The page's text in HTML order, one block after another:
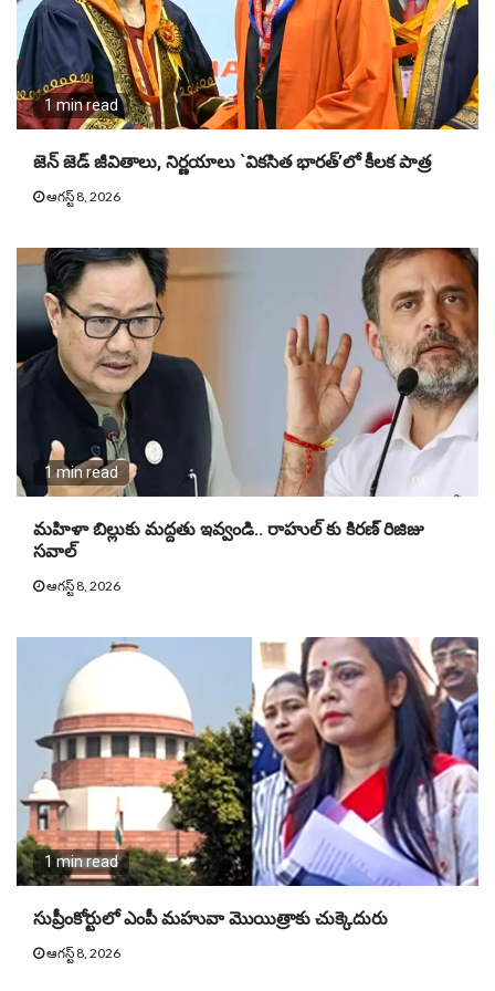
1 min read
జెన్ జెడ్ జీవితాలు, నిర్ణయాలు `వికసిత భారత్’లో కీలక పాత్ర
ఆగస్ట్ 8, 2026
1 min read
మహిళా బిల్లుకు మద్దతు ఇవ్వండి.. రాహుల్ కు కిరణ్ రిజిజు
సవాల్
ఆగస్ట్ 8, 2026
1 min read
సుప్రీంకోర్టులో ఎంపీ మహువా మొయిత్రాకు చుక్కెదురు
ఆగస్ట్ 8, 2026